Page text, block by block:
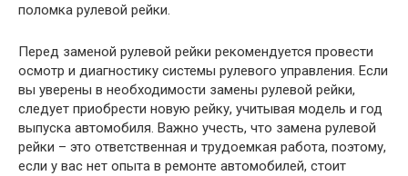
поломка рулевой рейки.
Перед заменой рулевой рейки рекомендуется провести
осмотр и диагностику системы рулевого управления. Если
вы уверены в необходимости замены рулевой рейки,
следует приобрести новую рейку, учитывая модель и год
выпуска автомобиля. Важно учесть, что замена рулевой
рейки – это ответственная и трудоемкая работа, поэтому,
если у вас нет опыта в ремонте автомобилей, стоит